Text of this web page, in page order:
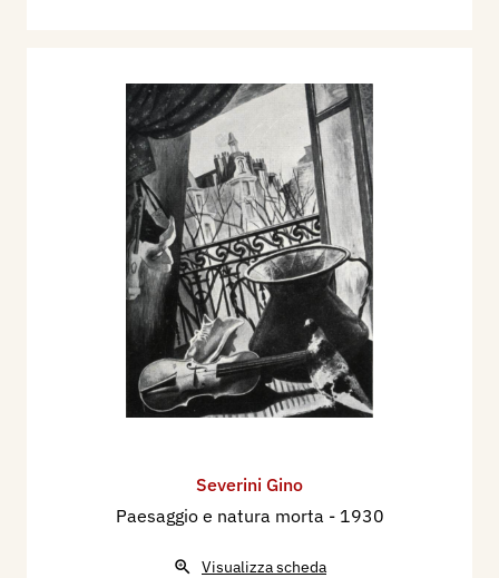
Severini Gino
Paesaggio e natura morta - 1930
Visualizza scheda